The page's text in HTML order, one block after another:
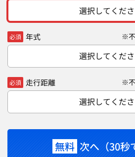
選択してくだ
必須 年式 ※
選択してくだ
必須 走行距離 ※
選択してくだ
無料 次へ（30秒